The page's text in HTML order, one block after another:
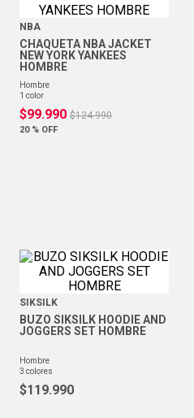
NBA
CHAQUETA NBA JACKET
NEW YORK YANKEES
HOMBRE
hombre
1 color
$99.990 $124.990
20 % OFF
SIKSILK
BUZO SIKSILK HOODIE AND
JOGGERS SET HOMBRE
hombre
3 colores
$119.990